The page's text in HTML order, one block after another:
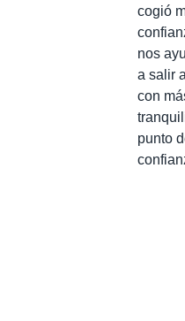
cogió
nos
a salir
con
punto